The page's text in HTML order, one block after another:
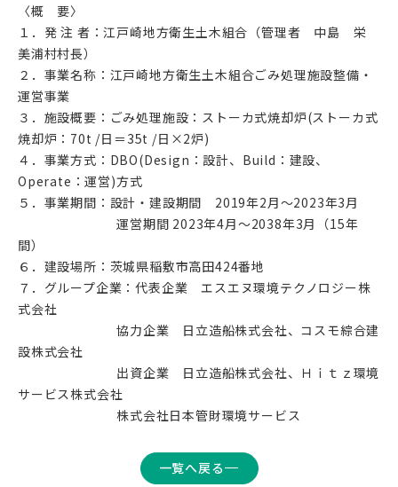
〈概 要〉
１．発 注 者：江戸崎地方衛生土木組合（管理者 中島 栄
美浦村村長）
２．事業名称：江戸崎地方衛生土木組合ごみ処理施設整備・
運営事業
３．施設概要：ごみ処理施設：ストーカ式焼却炉(ストーカ式
焼却炉：70t /日＝35t /日×2炉)
４．事業方式：DBO(Design：設計、Build：建設、
Operate：運営)方式
５．事業期間：設計・建設期間 2019年2月～2023年3月
運営期間 2023年4月～2038年3月（15年
間）
６．建設場所：茨城県稲敷市高田424番地
７．グループ企業：代表企業 エスエヌ環境テクノロジー株
式会社
協力企業 日立造船株式会社、コスモ綜合建
設株式会社
出資企業 日立造船株式会社、Ｈｉｔｚ環境
サービス株式会社
株式会社日本管財環境サービス
一覧へ戻る